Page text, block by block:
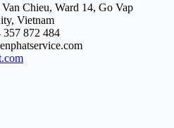
Chieu, Ward 14, Go Vap
Vietnam
872 484